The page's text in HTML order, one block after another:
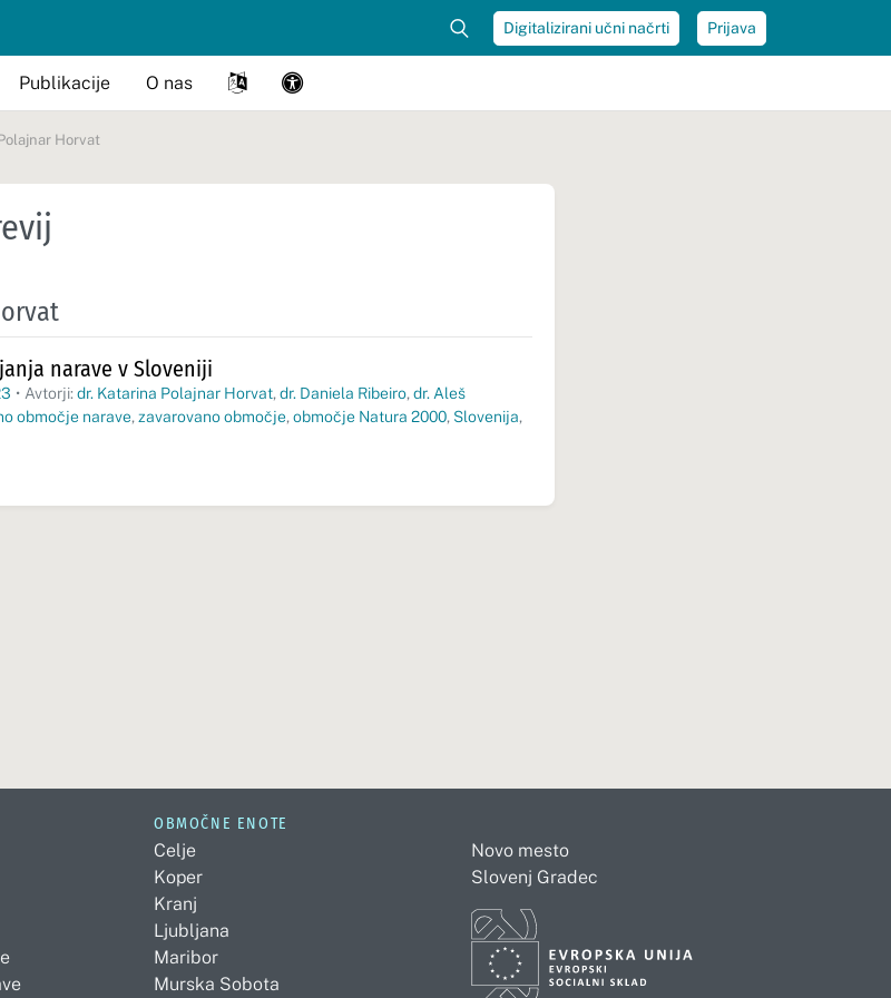
Digitalizirani učni načrti Prijava
Publikacije O nas
Horvat
narave v Sloveniji
• Avtorji: dr. Katarina Polajnar Horvat, dr. Daniela Ribeiro, dr. Aleš
območje narave, zavarovano območje, območje Natura 2000, Slovenija,
OBMOČNE ENOTE
Celje
Koper
Kranj
Ljubljana
Maribor
Murska Sobota
Novo mesto
Slovenj Gradec